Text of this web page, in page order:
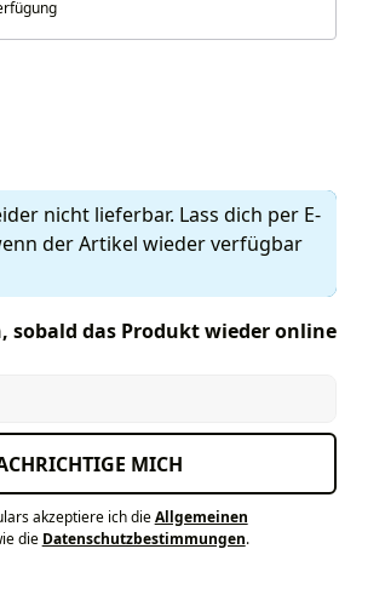
nicht lieferbar. Lass dich per E-
der Artikel wieder verfügbar
sobald das Produkt wieder online
MICH
akzeptiere ich dieAllgemeinen
die Datenschutzbestimmungen.